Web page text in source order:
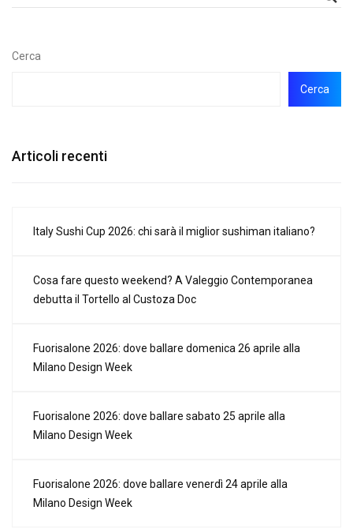
Cerca
Cerca
Articoli recenti
Italy Sushi Cup 2026: chi sarà il miglior sushiman italiano?
Cosa fare questo weekend? A Valeggio Contemporanea
debutta il Tortello al Custoza Doc
Fuorisalone 2026: dove ballare domenica 26 aprile alla
Milano Design Week
Fuorisalone 2026: dove ballare sabato 25 aprile alla
Milano Design Week
Fuorisalone 2026: dove ballare venerdì 24 aprile alla
Milano Design Week